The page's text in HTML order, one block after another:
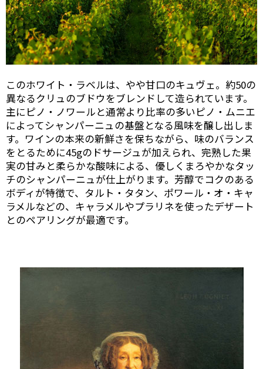
このホワイト・ラベルは、やや甘口のキュヴェ。約50の
異なるクリュのブドウをブレンドして造られています。
主にピノ・ノワールと通常より比率の多いピノ・ムニエ
によってシャンパーニュの基盤となる風味を醸し出しま
す。ワインの本来の新鮮さを保ちながら、味のバランス
をとるために45gのドサージュが加えられ、完熟した果
実の甘みと柔らかな酸味による、優しくまろやかなタッ
チのシャンパーニュが仕上がります。芳醇でコクのある
ボディが特徴で、タルト・タタン、ポワール・オ・キャ
ラメルなどの、キャラメルやプラリネを使ったデザート
とのペアリングが最適です。